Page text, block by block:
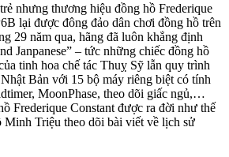
nhưng thương hiệu đồng hồ Frederique
lại được đông đảo dân chơi đồng hồ trên
29 năm qua, hãng đã luôn khẳng định
Janpanese” – tức những chiếc đồng hồ
tinh hoa chế tác Thuỵ Sỹ lẫn quy trình
Bản với 15 bộ máy riêng biệt có tính
MoonPhase, theo dõi giấc ngủ,…
Frederique Constant được ra đời như thế
Minh Triệu theo dõi bài viết về lịch sử